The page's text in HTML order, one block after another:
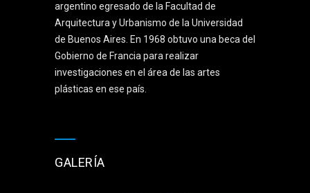
argentino egresado de la Facultad de
Arquitectura y Urbanismo de la Universidad
de Buenos Aires. En 1968 obtuvo una beca del
Gobierno de Francia para realizar
investigaciones en el área de las artes
plásticas en ese país.
GALERÍA